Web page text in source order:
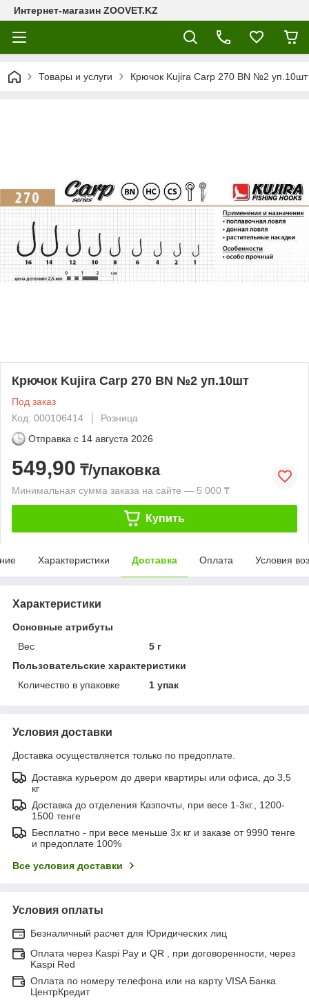
Интернет-магазин ZOOVET.KZ
Товары и услуги Крючок Kujira Carp 270 BN №2 уп.10шт
Крючок Kujira Carp 270 BN №2 уп.10шт
Под заказ
Код: 000106414
Розница
Отправка с 14 августа 2026
549,90 ₸/упаковка
Минимальная сумма заказа на сайте — 5 000 ₸
Купить
Характеристики Доставка Оплата Условия
Характеристики
Основные атрибуты
Вес
5 г
Пользовательские характеристики
Количество в упаковке
1 упак
Условия доставки
Доставка осуществляется только по предоплате.
Доставка курьером до двери квартиры или офиса, до 3,5
кг
Доставка до отделения Казпочты, при весе 1-3кг., 1200-
1500 тенге
Бесплатно - при весе меньше 3х кг и заказе от 9990 тенге
и предоплате 100%
Все условия доставки
Условия оплаты
Безналичный расчет для Юридических лиц
Оплата через Kaspi Pay и QR , при договоренности, через
Kaspi Red
Оплата по номеру телефона или на карту VISA Банка
ЦентрКредит